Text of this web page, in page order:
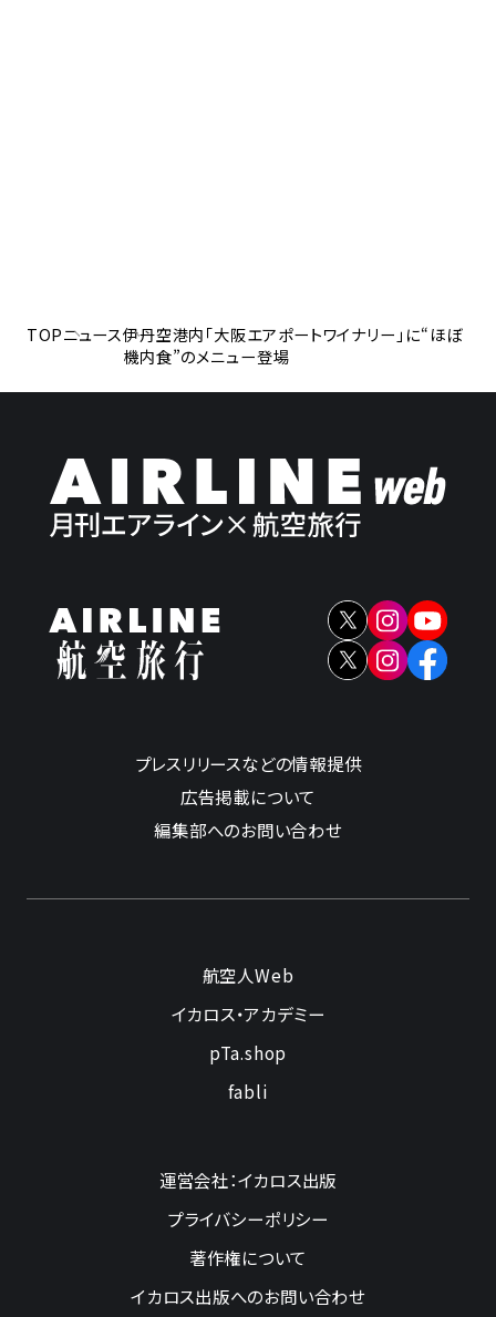
TOPニュース伊丹空港内「大阪エアポートワイナリー」に“ほぼ
機内食”のメニュー登場
プレスリリースなどの情報提供
広告掲載について
編集部へのお問い合わせ
航空人Web
イカロス・アカデミー
pTa.shop
fabli
運営会社：イカロス出版
プライバシーポリシー
著作権について
イカロス出版へのお問い合わせ